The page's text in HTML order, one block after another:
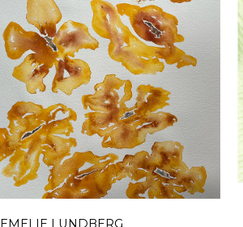
EMELIE LUNDBERG